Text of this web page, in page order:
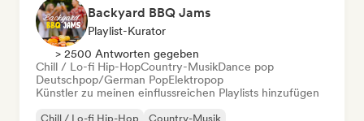
Backyard BBQ Jams
Playlist-Kurator
> 2500 Antworten gegeben
Chill / Lo-fi Hip-HopCountry-MusikDance pop
Deutschpop/German PopElektropop
Künstler zu meinen einflussreichen Playlists hinzufügen
Chill / Lo-fi Hip-Hop
Country-Musik